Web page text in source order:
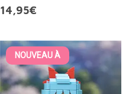
14,95€
NOUVEAU À